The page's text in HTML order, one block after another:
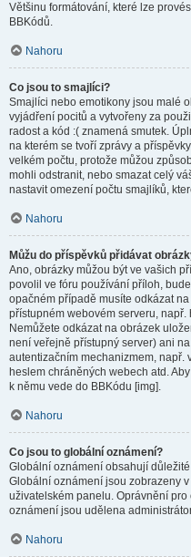
Většinu formátování, které lze
BBKódů.
Nahoru
Co jsou to smajlíci?
Smajlíci nebo emotikony jsou malé
vyjádření pocitů a vytvořeny za
radost a kód :( znamená smutek.
na kterém se tvoří zprávy a
velkém počtu, protože můžou
mohli odstranit, nebo smazat celý
nastavit omezení počtu smajlíků,
Nahoru
Můžu do příspěvků přidávat
Ano, obrázky můžou být ve vašich
povolil ve fóru používání příloh,
opačném případě musíte odkázat
přístupném webovém serveru,
Nemůžete odkázat na obrázek
není veřejně přístupný server) ani
autentizačním mechanizmem, např.
heslem chráněných webech atd.
k němu vede do BBKódu [img].
Nahoru
Co jsou to globální oznámení?
Globální oznámení obsahují
Globální oznámení jsou zobrazeny
uživatelském panelu. Oprávnění
oznámení jsou udělena
Nahoru